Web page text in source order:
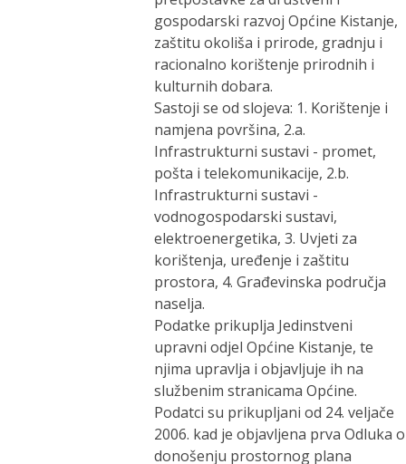
gospodarski razvoj Općine Kistanje,
zaštitu okoliša i prirode, gradnju i
racionalno korištenje prirodnih i
kulturnih dobara.
Sastoji se od slojeva: 1. Korištenje i
namjena površina, 2.a.
Infrastrukturni sustavi - promet,
pošta i telekomunikacije, 2.b.
Infrastrukturni sustavi -
vodnogospodarski sustavi,
elektroenergetika, 3. Uvjeti za
korištenja, uređenje i zaštitu
prostora, 4. Građevinska područja
naselja.
Podatke prikuplja Jedinstveni
upravni odjel Općine Kistanje, te
njima upravlja i objavljuje ih na
službenim stranicama Općine.
Podatci su prikupljani od 24. veljače
2006. kad je objavljena prva Odluka o
donošenju prostornog plana